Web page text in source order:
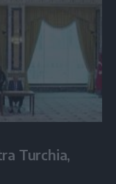
Turchia,